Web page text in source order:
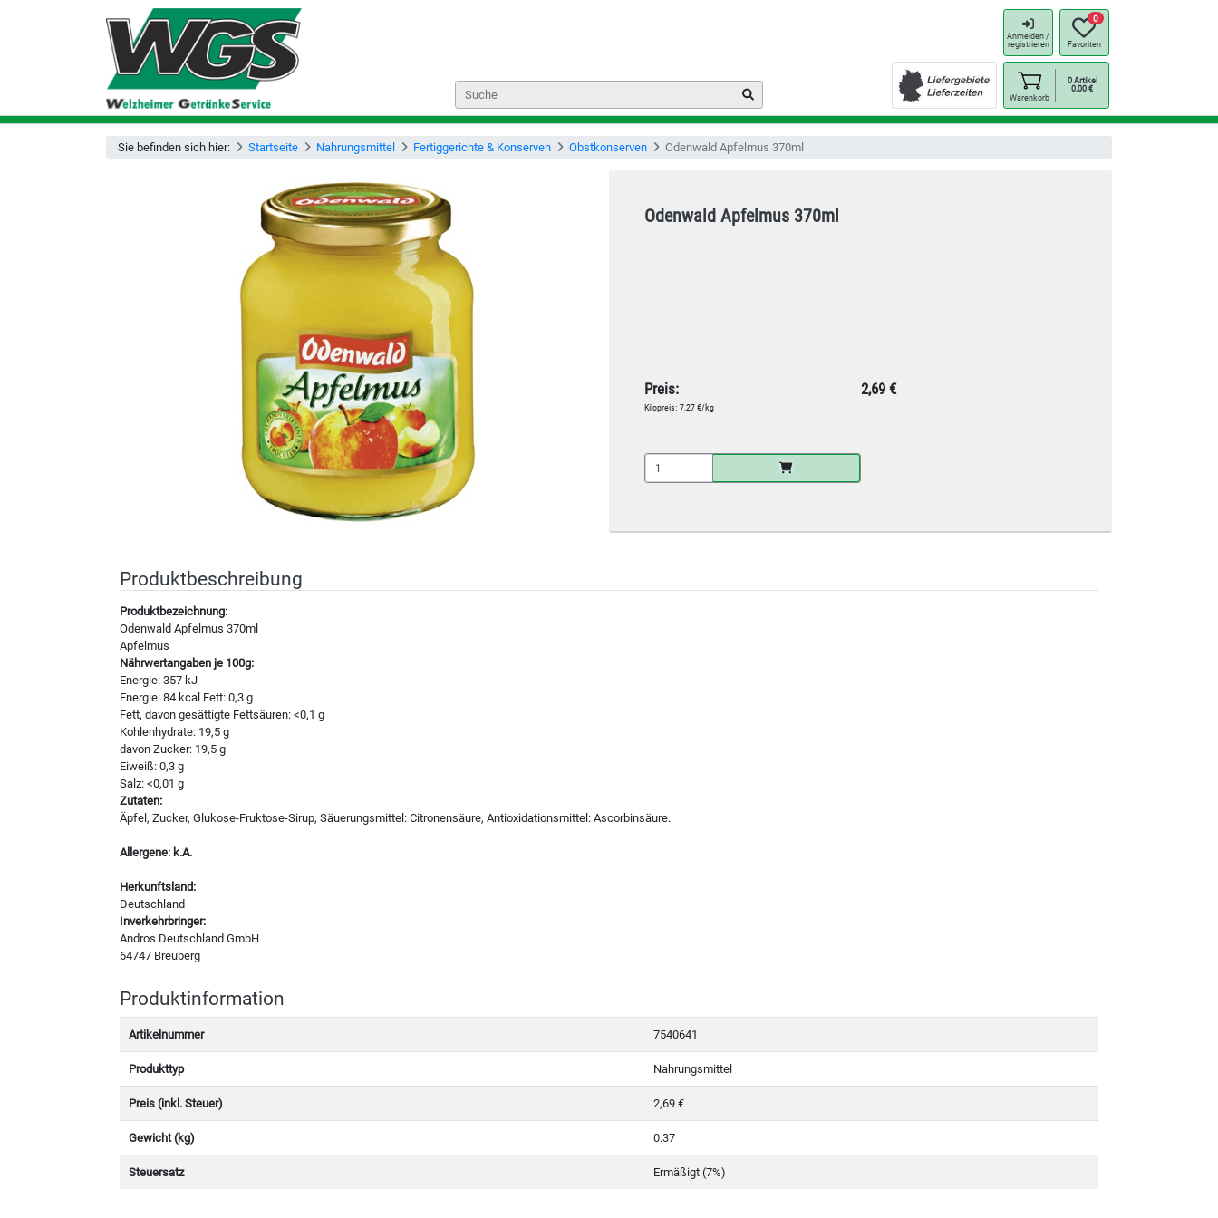
Anmelden /
registrieren
0
Favoriten
Warenkorb
0 Artikel
0,00€
Sie befinden sich hier: Startseite Nahrungsmittel Fertiggerichte & Konserven Obstkonserven Odenwald Apfelmus 370ml
Odenwald Apfelmus 370ml
Preis: 2,69 €
Kilopreis: 7,27 €/kg
Produktbeschreibung
Produktbezeichnung:
Odenwald Apfelmus 370ml
Apfelmus
Nährwertangaben je 100g:
Energie: 357 kJ
Energie: 84 kcal Fett: 0,3 g
Fett, davon gesättigte Fettsäuren: <0,1 g
Kohlenhydrate: 19,5 g
davon Zucker: 19,5 g
Eiweiß: 0,3 g
Salz: <0,01 g
Zutaten:
Äpfel, Zucker, Glukose-Fruktose-Sirup, Säuerungsmittel: Citronensäure, Antioxidationsmittel: Ascorbinsäure.
Allergene: k.A.
Herkunftsland:
Deutschland
Inverkehrbringer:
Andros Deutschland GmbH
64747 Breuberg
Produktinformation
Artikelnummer 7540641
Produkttyp Nahrungsmittel
Preis (inkl. Steuer) 2,69 €
Gewicht (kg) 0.37
Steuersatz Ermäßigt (7%)